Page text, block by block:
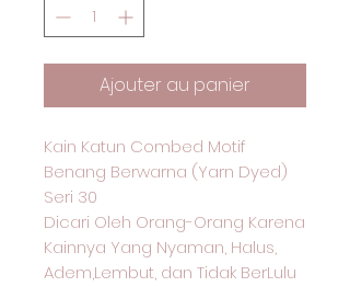
Ajouter au panier
Kain Katun Combed Motif
Benang Berwarna (Yarn Dyed)
Seri 30
Dicari Oleh Orang-Orang Karena
Kainnya Yang Nyaman, Halus,
Adem,Lembut, dan Tidak BerLulu